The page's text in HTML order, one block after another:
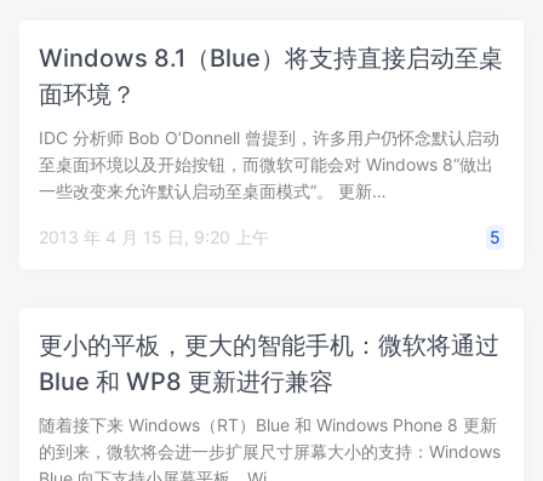
Windows 8.1（Blue）将支持直接启动至桌
面环境？
IDC 分析师 Bob O’Donnell 曾提到，许多用户仍怀念默认启动
至桌面环境以及开始按钮，而微软可能会对 Windows 8“做出
一些改变来允许默认启动至桌面模式”。 更新…
2013 年 4 月 15 日, 9:20 上午 5
更小的平板，更大的智能手机：微软将通过
Blue 和 WP8 更新进行兼容
随着接下来 Windows（RT）Blue 和 Windows Phone 8 更新
的到来，微软将会进一步扩展尺寸屏幕大小的支持：Windows